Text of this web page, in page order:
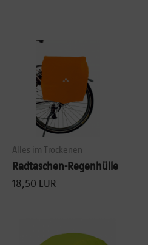
Alles im Trockenen
Radtaschen-Regenhülle
18,50 EUR